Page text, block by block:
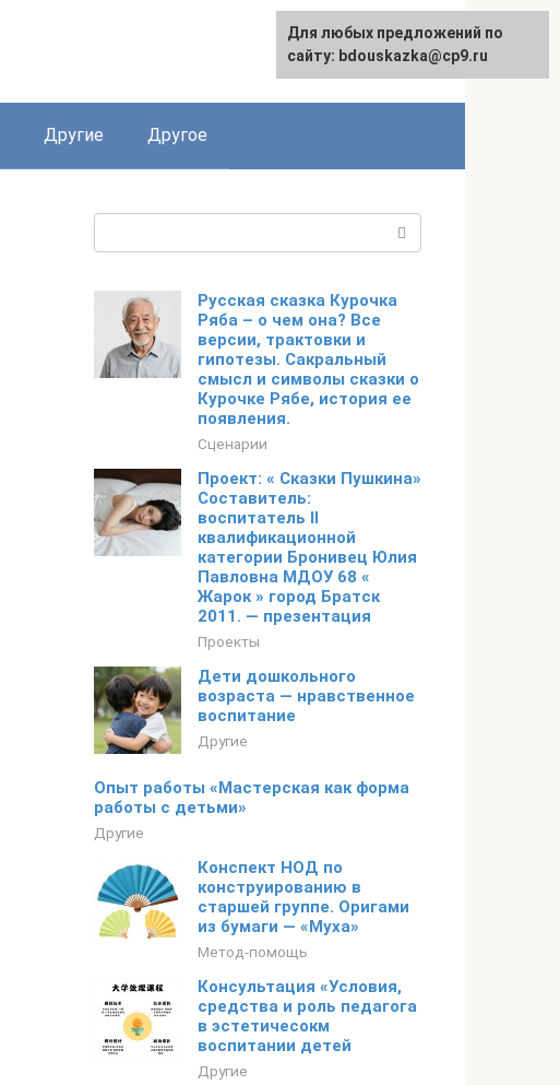
Другие Другое
Русская сказка Курочка
Ряба – о чем она? Все
версии, трактовки и
гипотезы. Сакральный
смысл и символы сказки о
Курочке Рябе, история ее
появления.
Сценарии
Проект: « Сказки Пушкина»
Составитель:
воспитатель II
квалификационной
категории Бронивец Юлия
Павловна МДОУ 68 «
Жарок » город Братск
2011. — презентация
Проекты
Дети дошкольного
возраста — нравственное
воспитание
Другие
Опыт работы «Мастерская как форма
работы с детьми»
Другие
Конспект НОД по
конструированию в
старшей группе. Оригами
из бумаги — «Муха»
Метод-помощь
Консультация «Условия,
средства и роль педагога
в эстетичесокм
воспитании детей
Другие
Для любых предложений по
сайту: bdouskazka@cp9.ru